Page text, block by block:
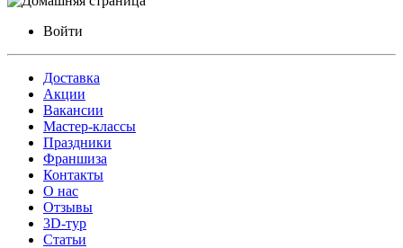
Войти
Доставка
Акции
Вакансии
Мастер-классы
Праздники
Франшиза
Контакты
О нас
Отзывы
3D-тур
Статьи